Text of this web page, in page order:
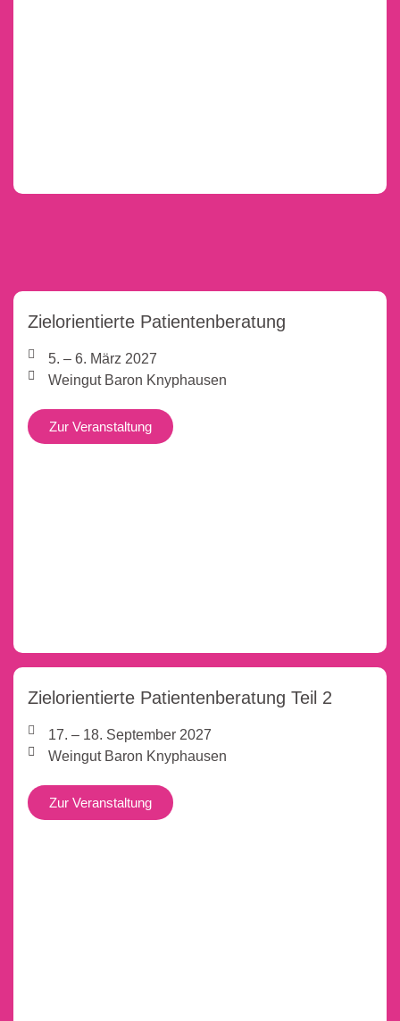
Zielorientierte Patientenberatung
5. – 6. März 2027
Weingut Baron Knyphausen
Zur Veranstaltung
Zielorientierte Patientenberatung Teil 2
17. – 18. September 2027
Weingut Baron Knyphausen
Zur Veranstaltung